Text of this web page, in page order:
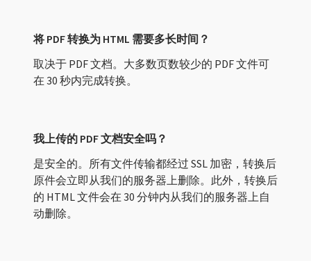
将 PDF 转换为 HTML 需要多长时间？
取决于 PDF 文档。大多数页数较少的 PDF 文件可
在 30 秒内完成转换。
我上传的 PDF 文档安全吗？
是安全的。所有文件传输都经过 SSL 加密，转换后
原件会立即从我们的服务器上删除。此外，转换后
的 HTML 文件会在 30 分钟内从我们的服务器上自
动删除。